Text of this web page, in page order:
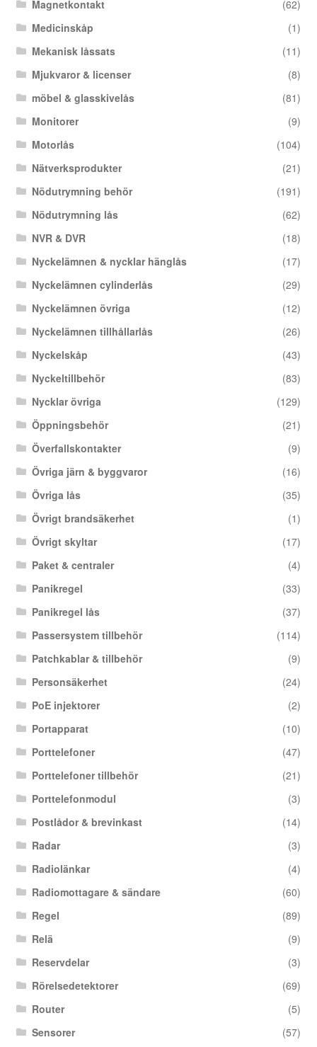
Magnetkontakt
(62)
Medicinskåp
(1)
Mekanisk låssats
(11)
Mjukvaror & licenser
(8)
möbel & glasskivelås
(81)
Monitorer
(9)
Motorlås
(104)
Nätverksprodukter
(21)
Nödutrymning behör
(191)
Nödutrymning lås
(62)
NVR & DVR
(18)
Nyckelämnen & nycklar hänglås
(17)
Nyckelämnen cylinderlås
(29)
Nyckelämnen övriga
(12)
Nyckelämnen tillhållarlås
(26)
Nyckelskåp
(43)
Nyckeltillbehör
(83)
Nycklar övriga
(129)
Öppningsbehör
(21)
Överfallskontakter
(9)
Övriga järn & byggvaror
(16)
Övriga lås
(35)
Övrigt brandsäkerhet
(1)
Övrigt skyltar
(17)
Paket & centraler
(4)
Panikregel
(33)
Panikregel lås
(37)
Passersystem tillbehör
(114)
Patchkablar & tillbehör
(9)
Personsäkerhet
(24)
PoE injektorer
(2)
Portapparat
(10)
Porttelefoner
(47)
Porttelefoner tillbehör
(21)
Porttelefonmodul
(3)
Postlådor & brevinkast
(14)
Radar
(3)
Radiolänkar
(4)
Radiomottagare & sändare
(60)
Regel
(89)
Relä
(9)
Reservdelar
(3)
Rörelsedetektorer
(69)
Router
(5)
Sensorer
(57)